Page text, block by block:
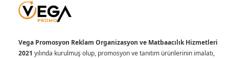
Vega Promosyon Reklam Organizasyon ve Matbaacılık Hizmetleri
2021 yılında kurulmuş olup, promosyon ve tanıtım ürünlerinin imalatı,